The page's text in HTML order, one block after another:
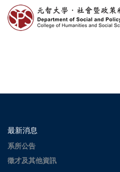
最新消息
系所公告
徵才及其他資訊